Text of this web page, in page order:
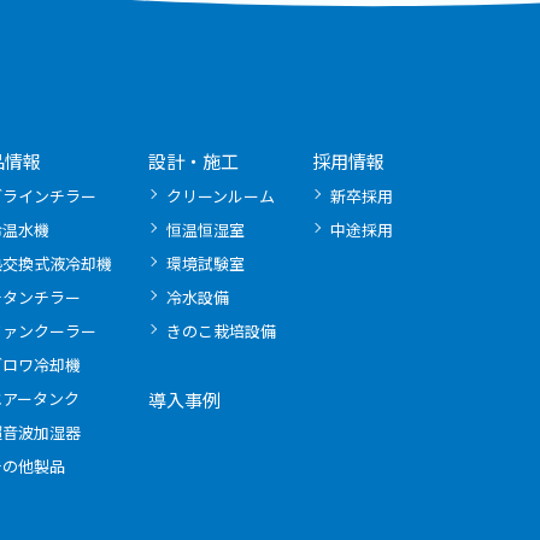
報
インチラー
水機
換式液冷却機
ンチラー
ンクーラー
ワ冷却機
ータンク
波加湿器
他製品
設計・施工
クリーンルーム
恒温恒湿室
環境試験室
冷水設備
きのこ栽培設備
導入事例
採用情報
新卒採用
中途採用